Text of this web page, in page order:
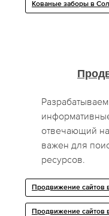
Кованые заборы в
отвечающий
важен для
ресурсов.
Продвижение сайтов
Продвижение сайтов